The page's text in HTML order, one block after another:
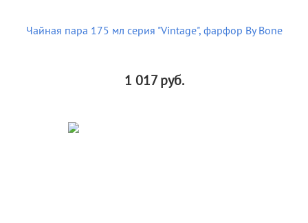
Чайная пара 175 мл серия "Vintage", фарфор By Bone
1 017руб.